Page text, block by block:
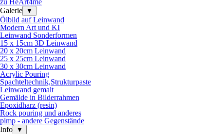
zu HeArt4me
Galerie
▼
Ölbild auf Leinwand
Modern Art und KI
Leinwand Sonderformen
15 x 15cm 3D Leinwand
20 x 20cm Leinwand
25 x 25cm Leinwand
30 x 30cm Leinwand
Acrylic Pouring
Spachteltechnik,Strukturpaste
Leinwand gemalt
Gemälde in Bilderrahmen
Epoxidharz (resin)
Rock pouring und anderes
pimp - andere Gegenstände
Info
▼